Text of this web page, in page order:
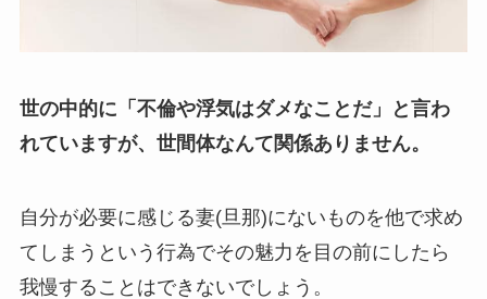
世の中的に「不倫や浮気はダメなことだ」と言わ
れていますが、世間体なんて関係ありません。
自分が必要に感じる妻(旦那)にないものを他で求め
てしまうという行為でその魅力を目の前にしたら
我慢することはできないでしょう。